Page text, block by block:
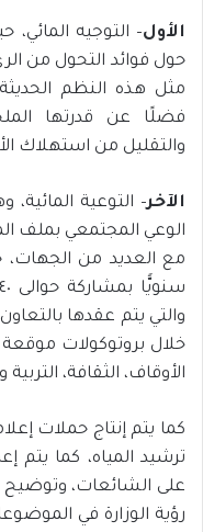
الأول– التوجيه المائي،
حول فوائد التحول من
مثل هذه النظم
فضلًا عن قدرتها
والتقليل من استهلاك
الآخر– التوعية المائية،
الوعي المجتمعي بملف
والتي يتم عقدها
خلال بروتوكولات موقعة
الأوقاف، الثقافة،
كما يتم إنتاج حملات
ترشيد المياه، كما يتم
على الشائعات، وتوضيح
رؤية الوزارة في